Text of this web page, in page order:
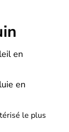
en
en
le plus